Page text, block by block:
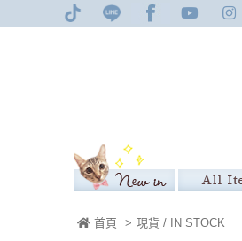
首頁 > 現貨 / IN STOCK